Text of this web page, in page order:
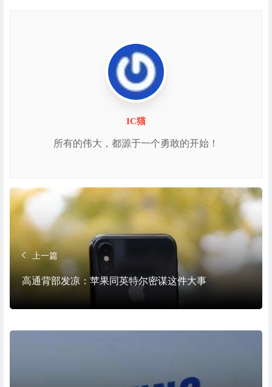
IC猫
所有的伟大，都源于一个勇敢的开始！
上一篇
高通背部发凉：苹果同英特尔密谋这件大事